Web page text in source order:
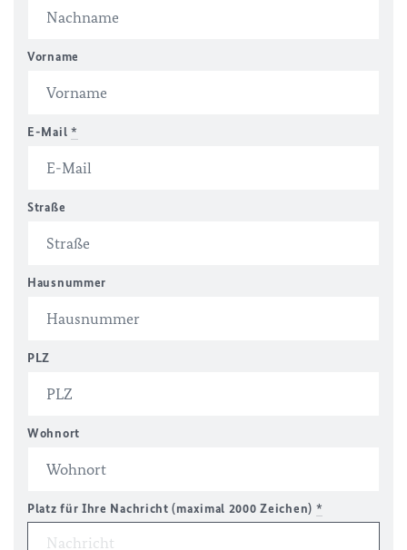
Vorname
E-Mail *
Straße
Hausnummer
PLZ
Wohnort
Platz für Ihre Nachricht (maximal 2000 Zeichen) *